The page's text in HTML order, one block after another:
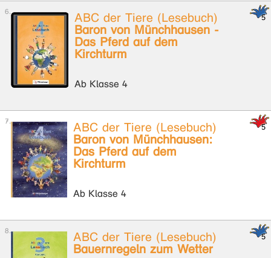
ABC der Tiere (Lesebuch)
Baron von Münchhausen -
Das Pferd auf dem
Kirchturm
Ab Klasse 4
ABC der Tiere (Lesebuch)
Baron von Münchhausen:
Das Pferd auf dem
Kirchturm
Ab Klasse 4
ABC der Tiere (Lesebuch)
Bauernregeln zum Wetter